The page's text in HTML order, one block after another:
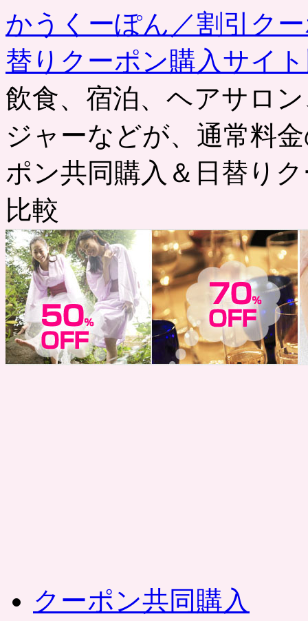
かうくーぽん／割引ク
替りクーポン購入サイ
飲食、宿泊、ヘアサロ
ジャーなどが、通常料
ポン共同購入＆日替り
比較
クーポン共同購入